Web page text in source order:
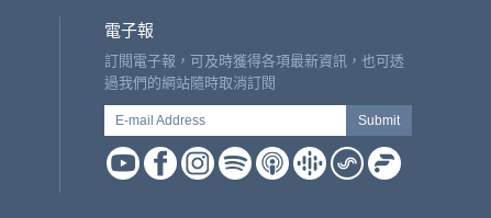
電子報
訂閱電子報，可及時獲得各項最新資訊，也可透
過我們的網站隨時取消訂閱
E-mail Address Submit